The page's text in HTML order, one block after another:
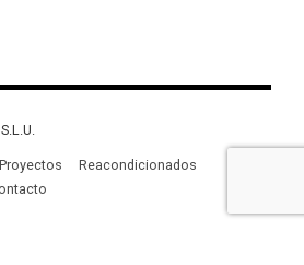
Proyectos
Reacondicionados